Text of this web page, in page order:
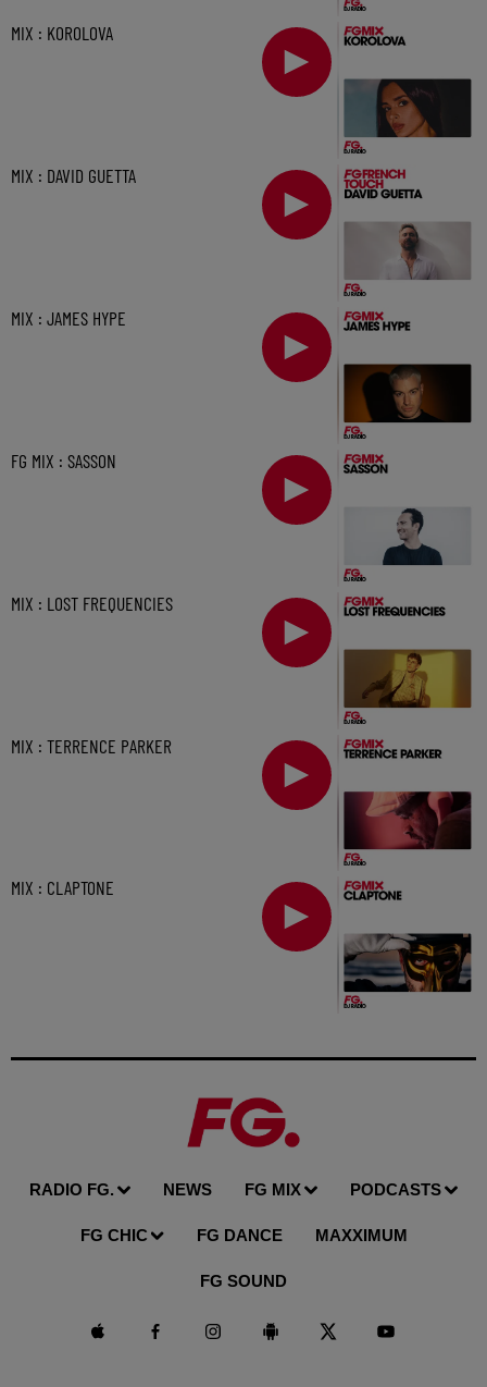
MIX : KOROLOVA
MIX : DAVID GUETTA
MIX : JAMES HYPE
FG MIX : SASSON
MIX : LOST FREQUENCIES
MIX : TERRENCE PARKER
MIX : CLAPTONE
RADIO FG. NEWS FG MIX PODCASTS
FG CHIC FG DANCE MAXXIMUM
FG SOUND